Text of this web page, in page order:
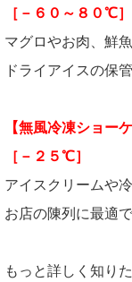
［－６０～８０℃］
マグロやお肉、鮮
ドライアイスの保
【無風冷凍ショー
［－２５℃］
アイスクリームや
お店の陳列に最適で
もっと詳しく知り